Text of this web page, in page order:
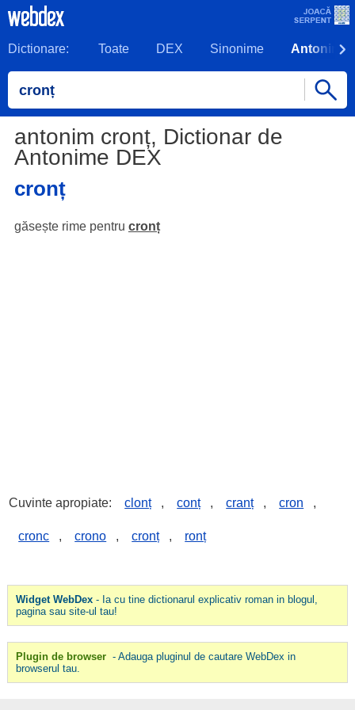
Dictionare: Toate DEX Sinonime Antonime
antonim cronț, Dictionar de
Antonime DEX
cronț
găsește rime pentru cronț
Cuvinte apropiate: clonț , conț , cranț , cron ,
cronc , crono , cronț , ronț
Widget WebDex- Ia cu tine dictionarul explicativ roman in blogul,
pagina sau site-ul tau!
Plugin de browser - Adauga pluginul de cautare WebDex in
browserul tau.